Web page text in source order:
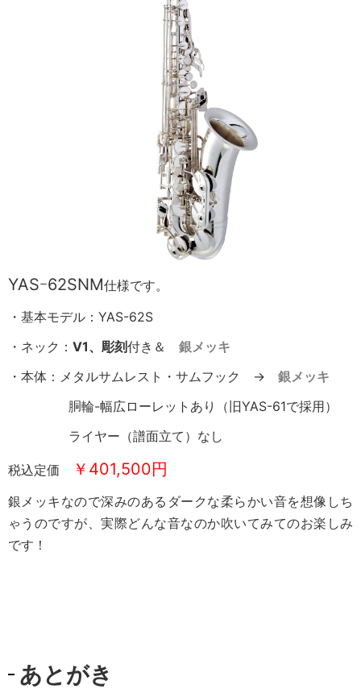
YASｰ62SNM仕様です。
・基本モデル：YAS-62S
・ネック： V1、彫刻付き＆ 銀メッキ
・本体：メタルサムレスト・サムフック → 銀メッキ
胴輪-幅広ローレットあり（旧YAS-61で採用）
ライヤー（譜面立て）なし
税込定価 ￥401,500円
銀メッキなので深みのあるダークな柔らかい音を想像しち
ゃうのですが、実際どんな音なのか吹いてみてのお楽しみ
です！
あとがき